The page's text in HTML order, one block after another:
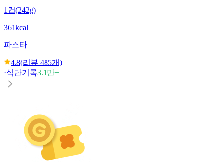
1컵(242g)
361kcal
파스타
4.8(리뷰 485개)
·식단기록3.1만+